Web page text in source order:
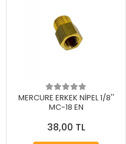
MERCURE ERKEK NİPEL 1/8''
MC-18 EN
38,00 TL